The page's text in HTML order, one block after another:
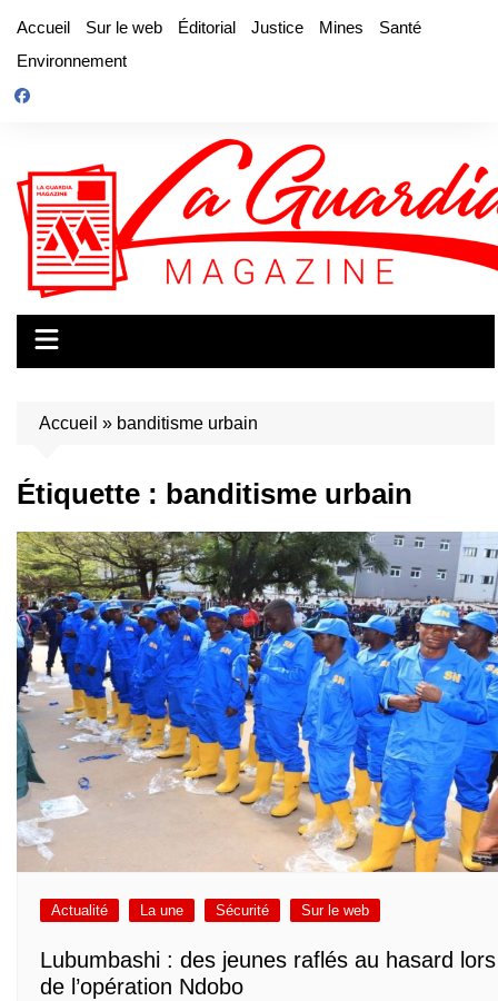
contenu
Accueil Sur le web Éditorial Justice Mines
Santé
Environnement
Accueil » banditisme urbain
Étiquette : banditisme urbain
Actualité La une Sécurité Sur le web
Lubumbashi : des jeunes raflés au hasard lors
de l’opération Ndobo